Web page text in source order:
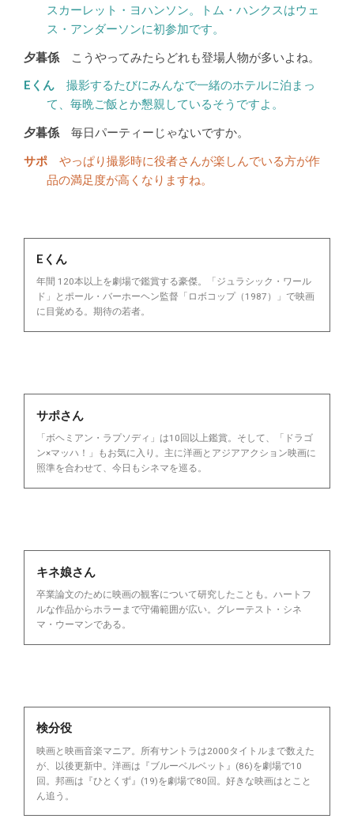
スカーレット・ヨハンソン。トム・ハンクスはウェ
ス・アンダーソンに初参加です。
こうやってみたらどれも登場人物が多いよね。
撮影するたびにみんなで一緒のホテルに泊まっ
て、毎晩ご飯とか懇親しているそうですよ。
毎日パーティーじゃないですか。
やっぱり撮影時に役者さんが楽しんでいる方が作
品の満足度が高くなりますね。
Eくん
年間 120本以上を劇場で鑑賞する豪傑。「ジュラシック・ワール
ド」とポール・バーホーヘン監督「ロボコップ（1987）」で映画
に目覚める。期待の若者。
サポさん
「ボヘミアン・ラプソディ」は10回以上鑑賞。そして、「ドラゴ
ン×マッハ！」もお気に入り。主に洋画とアジアアクション映画に
照準を合わせて、今日もシネマを巡る。
キネ娘さん
卒業論文のために映画の観客について研究したことも。ハートフ
ルな作品からホラーまで守備範囲が広い。グレーテスト・シネ
マ・ウーマンである。
検分役
映画と映画音楽マニア。所有サントラは2000タイトルまで数えた
が、以後更新中。洋画は『ブルーベルベット』(86)を劇場で10
回。邦画は『ひとくず』(19)を劇場で80回。好きな映画はとこと
ん追う。